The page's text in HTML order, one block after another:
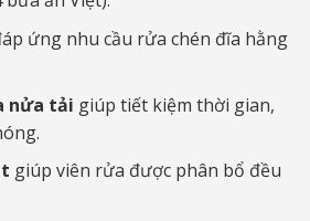
ứng nhu cầu rửa chén đĩa hằng
nửa tải giúp tiết kiệm thời gian,
giúp viên rửa được phân bổ đều